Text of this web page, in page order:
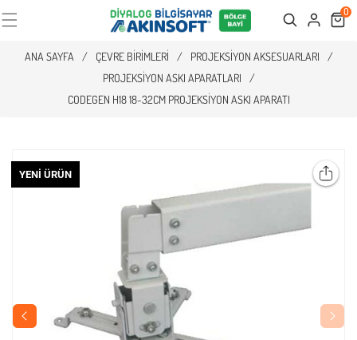
Search Cart
0
ANA SAYFA / ÇEVRE BIRIMLERI / PROJEKSIYON AKSESUARLARI
/
PROJEKSIYON ASKI APARATLARI
/
CODEGEN H18 18-32CM PROJEKSIYON ASKI APARATI
YENI ÜRÜN